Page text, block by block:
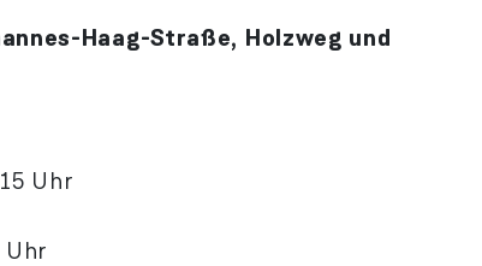
Haag-Straße, Holzweg und
Uhr